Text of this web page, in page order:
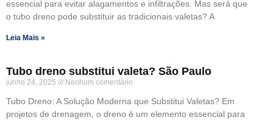
essencial para evitar alagamentos e infiltrações. Mas será que
o tubo dreno pode substituir as tradicionais valetas? A
Leia Mais »
Tubo dreno substitui valeta? São Paulo
junho 24, 2025 Nenhum comentário
Tubo Dreno: A Solução Moderna que Substitui Valetas? Em
projetos de drenagem, o dreno é um elemento essencial para